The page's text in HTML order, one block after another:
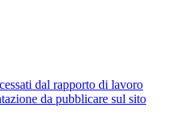
dal rapporto di lavoro
da pubblicare sul sito